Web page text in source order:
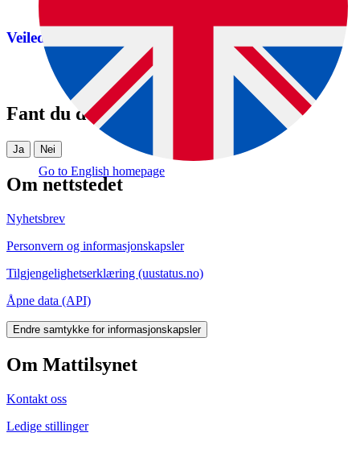
Go to English homepage
Veiledning om økologisk landbruk
Fant du det du lette etter?
Ja Nei
Om nettstedet
Nyhetsbrev
Personvern og informasjonskapsler
Tilgjengelighetserklæring (uustatus.no)
Åpne data (API)
Endre samtykke for informasjonskapsler
Om Mattilsynet
Kontakt oss
Ledige stillinger